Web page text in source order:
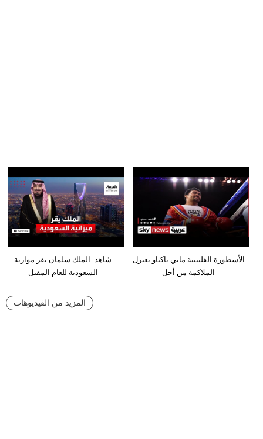
شاهد: الملك سلمان يقر موازنة
السعودية للعام المقبل
الأسطورة الفلبينية ماني باكياو يعتزل
الملاكمة من أجل
المزيد من الفيديوهات